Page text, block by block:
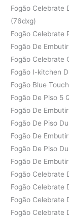
Fogão Celebrate
(76dxg)
Fogão Celebrate
Fogão De
Fogão Celebrate
Fogão I-kitchen
Fogão Blue
Fogão De Piso 5
Fogão De
Fogão De Piso
Fogão De
Fogão De Piso
Fogão De
Fogão Celebrate
Fogão Celebrate
Fogão Celebrate
Fogão Celebrate